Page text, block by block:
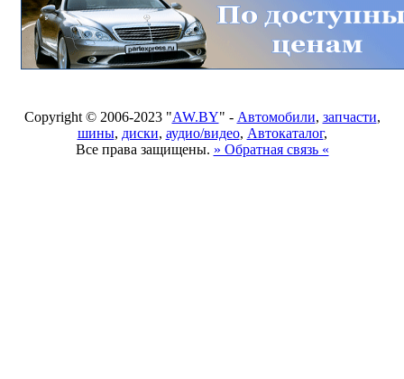
Copyright © 2006-2023 "AW.BY" - Автомобили, запчасти,
шины, диски, аудио/видео, Автокаталог,
Все права защищены. » Обратная связь «